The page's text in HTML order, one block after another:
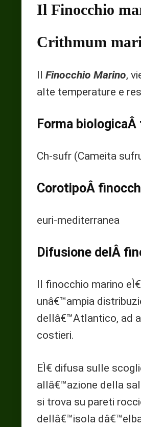
Il Finocchio
Crithmum
Il Finocchio Marino,
alte temperature e
Forma
Ch-sufr (Cameita
CorotipoÂ
euri-mediterranea
Difusione delÂ
Il finocchio marino
unâ€™ampia
dellâ€™Atlantico, ad
costieri.
EÌ€ difusa sulle
allâ€™azione della
si trova su pareti
dellâ€™isola